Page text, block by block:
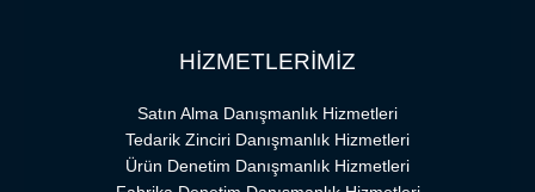
HİZMETLERİMİZ
Satın Alma Danışmanlık Hizmetleri
Tedarik Zinciri Danışmanlık Hizmetleri
Ürün Denetim Danışmanlık Hizmetleri